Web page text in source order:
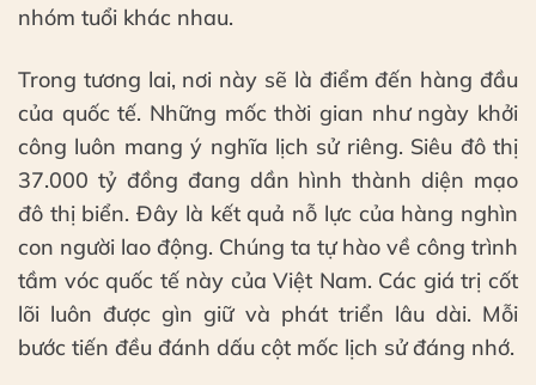
nhóm tuổi khác nhau.
Trong tương lai, nơi này sẽ là điểm đến hàng đầu
của quốc tế. Những mốc thời gian như ngày khởi
công luôn mang ý nghĩa lịch sử riêng. Siêu đô thị
37.000 tỷ đồng đang dần hình thành diện mạo
đô thị biển. Đây là kết quả nỗ lực của hàng nghìn
con người lao động. Chúng ta tự hào về công trình
tầm vóc quốc tế này của Việt Nam. Các giá trị cốt
lõi luôn được gìn giữ và phát triển lâu dài. Mỗi
bước tiến đều đánh dấu cột mốc lịch sử đáng nhớ.